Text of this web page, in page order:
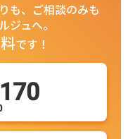
も、ご相談のみも
ジュへ。
です！